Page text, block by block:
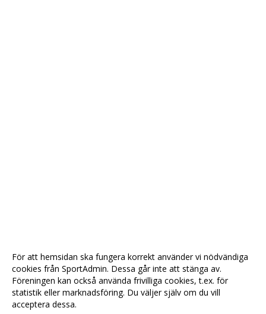
För att hemsidan ska fungera korrekt använder vi nödvändiga
cookies från SportAdmin. Dessa går inte att stänga av.
Föreningen kan också använda frivilliga cookies, t.ex. för
statistik eller marknadsföring. Du väljer själv om du vill
acceptera dessa.